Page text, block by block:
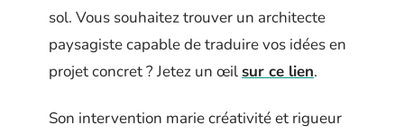
sol. Vous souhaitez trouver un architecte
paysagiste capable de traduire vos idées en
projet concret ? Jetez un œilsur ce lien.
Son intervention marie créativité et rigueur